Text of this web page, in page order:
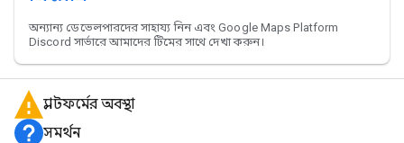
অন্যান্য ডেভেলপারদের সাহায্য নিন এবং Google Maps Platform
Discord সার্ভারে আমাদের টিমের সাথে দেখা করুন।
প্ল্যাটফর্মের অবস্থা
সমর্থন